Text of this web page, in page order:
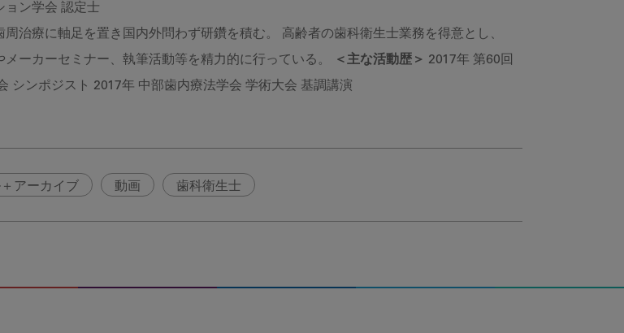
ョン学会 認定士
治療に軸足を置き国内外問わず研鑽を積む。 高齢者の歯科衛生士業務を得意とし、
ーカーセミナー、執筆活動等を精力的に行っている。
＜主な活動歴＞ 2017年 第60回
シンポジスト 2017年 中部歯内療法学会 学術大会 基調講演
アーカイブ 動画 歯科衛生士